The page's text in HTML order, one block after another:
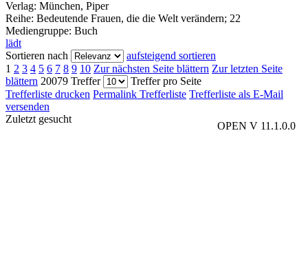
Verlag: München, Piper
Reihe: Bedeutende Frauen, die die Welt verändern; 22
Mediengruppe: Buch
lädt
Sortieren nach
aufsteigend sortieren
1 2 3 4 5 6 7 8 9 10 Zur nächsten Seite blättern Zur letzten Seite
blättern 20079 Treffer
Treffer pro Seite
Trefferliste drucken Permalink Trefferliste Trefferliste als E-Mail
versenden
OPEN V 11.1.0.0
Zuletzt gesucht